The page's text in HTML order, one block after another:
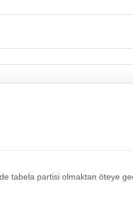
partisi olmaktan öteye